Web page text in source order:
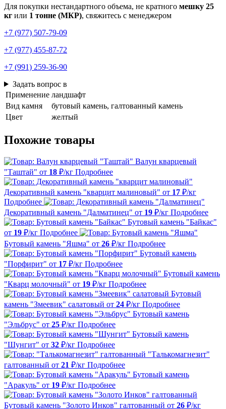
Для покупки нестандартного объема, не кратного мешку 25
кг или 1 тонне (МКР), свяжитесь с менеджером
+7 (977) 507-79-09
+7 (977) 455-87-72
+7 (991) 259-36-90
Задать вопрос в
Применение ландшафт
Вид камня
бутовый камень, галтованный камень
Цвет
желтый
Похожие товары
Валун кварцевый
"Таштай" от 18 ₽/кг Подробнее
Декоративный камень "кварцит малиновый" от 17 ₽/кг
Подробнее
Декоративный камень "Далматинец" от 19 ₽/кг Подробнее
Бутовый камень "Байкас"
от 19 ₽/кг Подробнее
Бутовый камень "Яшма" от 26 ₽/кг Подробнее
Бутовый камень
"Порфирит" от 17 ₽/кг Подробнее
Бутовый камень
"Кварц молочный" от 19 ₽/кг Подробнее
Бутовый
камень "Змеевик" салатовый от 24 ₽/кг Подробнее
Бутовый камень
"Эльбрус" от 25 ₽/кг Подробнее
Бутовый камень
"Шунгит" от 32 ₽/кг Подробнее
"Талькомагнезит"
галтованный от 21 ₽/кг Подробнее
Бутовый камень
"Аракуль" от 19 ₽/кг Подробнее
Бутовый камень "Золото Инков" галтованный от 26 ₽/кг